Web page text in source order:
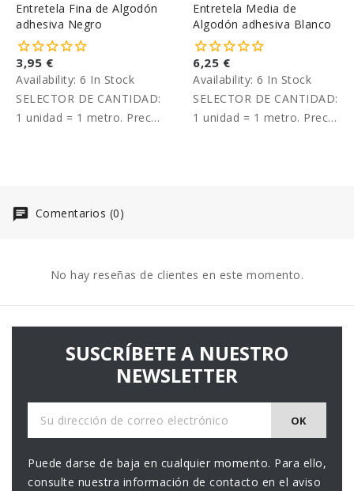
Entretela Fina de Algodón
adhesiva Negro
3,95 €
Availability: 6 In Stock
SELECTOR DE CANTIDAD:
1 unidad = 1 metro. Precio
Entretela Media de
Algodón adhesiva Blanco
6,25 €
Availability: 6 In Stock
SELECTOR DE CANTIDAD:
1 unidad = 1 metro. Precio
Comentarios (0)
No hay reseñas de clientes en este momento.
SUSCRÍBETE A NUESTRO
NEWSLETTER
Puede darse de baja en cualquier momento. Para ello,
consulte nuestra información de contacto en el aviso